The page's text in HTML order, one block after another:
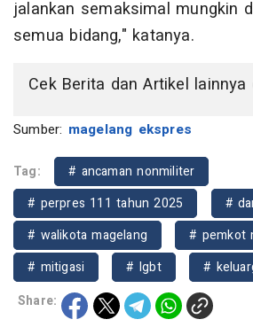
jalankan semaksimal mungkin
semua bidang," katanya.
Cek Berita dan Artikel lainnya
Sumber: magelang ekspres
Tag:
# ancaman nonmiliter
# perpres 111 tahun 2025
#
# walikota magelang
# pemkot
# mitigasi
# lgbt
#
Share: